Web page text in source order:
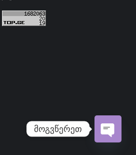
მოგვწერეთ